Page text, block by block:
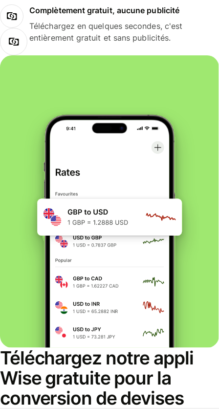
Complètement gratuit, aucune publicité
Téléchargez en quelques secondes, c'est
entièrement gratuit et sans publicités.
Téléchargez notre appli
Wise gratuite pour la
conversion de devises